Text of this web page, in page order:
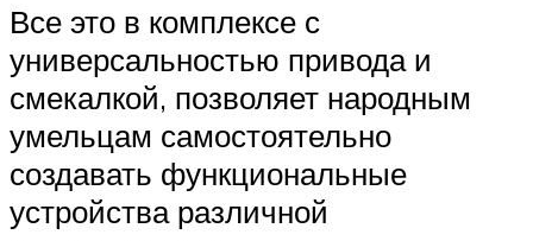
Все это в комплексе с
универсальностью привода и
смекалкой, позволяет народным
умельцам самостоятельно
создавать функциональные
устройства различной